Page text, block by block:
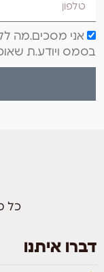
אני מסכים.מה
בסמס ויודע.ת
כל
דברו איתנו